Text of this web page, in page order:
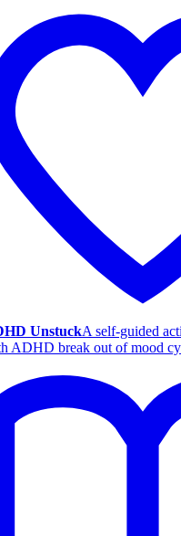
UnstuckA self-guided
ADHD break out of mood